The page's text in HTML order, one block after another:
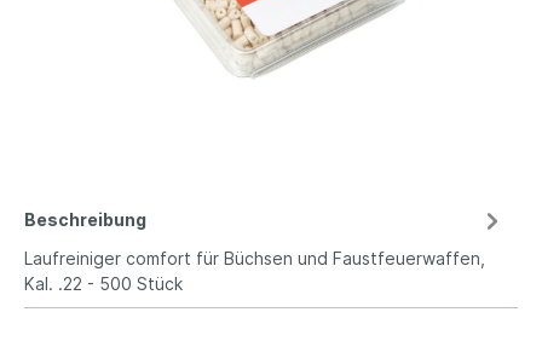
Beschreibung
Laufreiniger comfort für Büchsen und Faustfeuerwaffen,
Kal. .22 - 500 Stück